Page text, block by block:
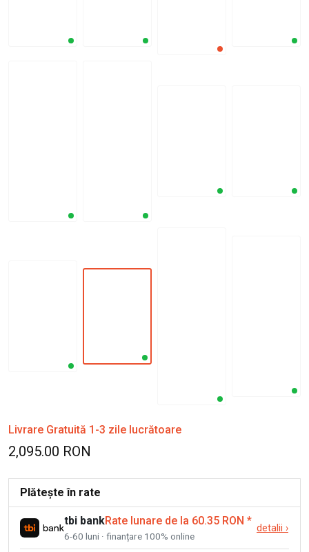
Livrare Gratuită 1-3 zile lucrătoare
2,095.00 RON
Plătește în rate
tbi bankRate lunare de la 60.35 RON *
6-60 luni · finanțare 100% online
detalii ›